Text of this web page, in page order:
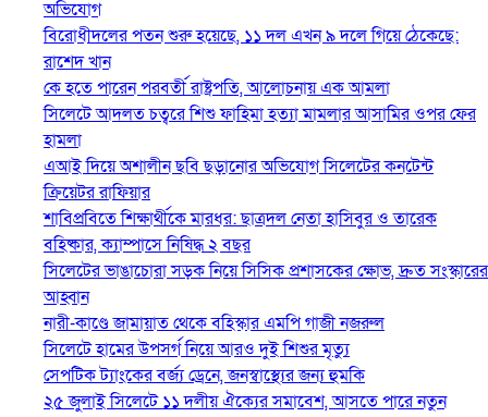
অভিযোগ
বিরোধীদলের পতন শুরু হয়েছে, ১১ দল এখন ৯ দলে গিয়ে ঠেকেছে:
রাশেদ খান
কে হতে পারেন পরবর্তী রাষ্ট্রপতি, আলোচনায় এক আমলা
সিলেটে আদলত চত্বরে শিশু ফাহিমা হত্যা মামলার আসামির ওপর ফের
হামলা
এআই দিয়ে অশালীন ছবি ছড়ানোর অভিযোগ সিলেটের কনটেন্ট
ক্রিয়েটর রাফিয়ার
শাবিপ্রবিতে শিক্ষার্থীকে মারধর: ছাত্রদল নেতা হাসিবুর ও তারেক
বহিষ্কার, ক্যাম্পাসে নিষিদ্ধ ২ বছর
সিলেটের ভাঙাচোরা সড়ক নিয়ে সিসিক প্রশাসকের ক্ষোভ, দ্রুত সংস্কারের
আহ্বান
নারী-কাণ্ডে জামায়াত থেকে বহিস্কার এমপি গাজী নজরুল
সিলেটে হামের উপসর্গ নিয়ে আরও দুই শিশুর মৃত্যু
সেপটিক ট্যাংকের বর্জ্য ড্রেনে, জনস্বাস্থ্যের জন্য হুমকি
২৫ জুলাই সিলেটে ১১ দলীয় ঐক্যের সমাবেশ, আসতে পারে নতুন